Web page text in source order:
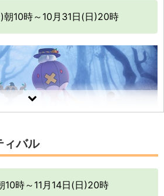
13:00 14:00 – 15:00 16:00 – 17:00
間に出現するポケモン
発見された「ヤドキング（ガラル
の影響か？謎に挑んで、「フー
知ろう！
ト1：怪しい予感の詳細はこちら
10時～10月31日(日)20時
で「ボクレー」と「オーロット」
ィバル
10時～11月14日(日)20時